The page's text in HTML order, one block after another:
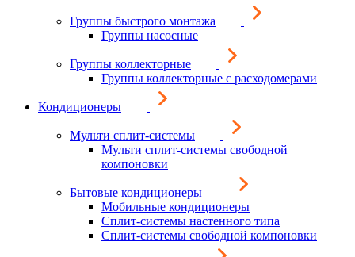
Группы быстрого монтажа
Группы насосные
Группы коллекторные
Группы коллекторные с расходомерами
Кондиционеры
Мульти сплит-системы
Мульти сплит-системы свободной
компоновки
Бытовые кондиционеры
Мобильные кондиционеры
Сплит-системы настенного типа
Сплит-системы свободной компоновки